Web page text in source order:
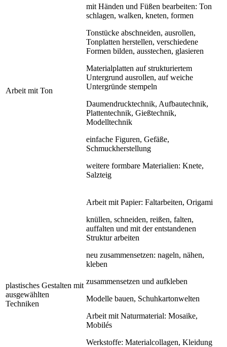
Arbeit mit Ton
mit Händen und Füßen bearbeiten: Ton
schlagen, walken, kneten, formen
Tonstücke abschneiden, ausrollen,
Tonplatten herstellen, verschiedene
Formen bilden, ausstechen, glasieren
Materialplatten auf strukturiertem
Untergrund ausrollen, auf weiche
Untergründe stempeln
Daumendrucktechnik, Aufbautechnik,
Plattentechnik, Gießtechnik,
Modelltechnik
einfache Figuren, Gefäße,
Schmuckherstellung
weitere formbare Materialien: Knete,
Salzteig
plastisches Gestalten mit
ausgewählten
Techniken
Arbeit mit Papier: Faltarbeiten, Origami
knüllen, schneiden, reißen, falten,
auffalten und mit der entstandenen
Struktur arbeiten
neu zusammensetzen: nageln, nähen,
kleben
zusammensetzen und aufkleben
Modelle bauen, Schuhkartonwelten
Arbeit mit Naturmaterial: Mosaike,
Mobilés
Werkstoffe: Materialcollagen, Kleidung